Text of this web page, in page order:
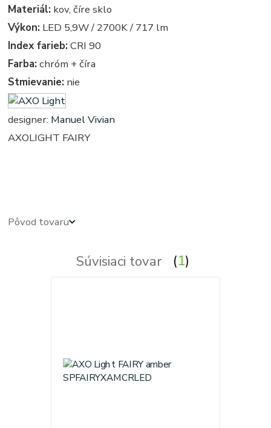
Materiál: kov, číre sklo
Výkon: LED 5,9W / 2700K / 717 lm
Index farieb: CRI 90
Farba: chróm + číra
Stmievanie: nie
designer: Manuel Vivian
AXOLIGHT FAIRY
Pôvod tovaru
Súvisiaci tovar 1